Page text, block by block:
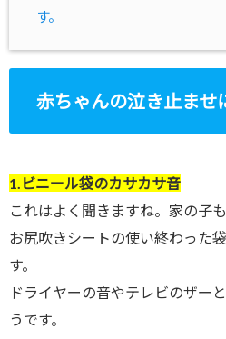
す。
赤ちゃんの泣き止ませ
1.ビニール袋のカサカサ音
これはよく聞きますね。家の子も
お尻吹きシートの使い終わった
す。
ドライヤーの音やテレビのザー
うです。